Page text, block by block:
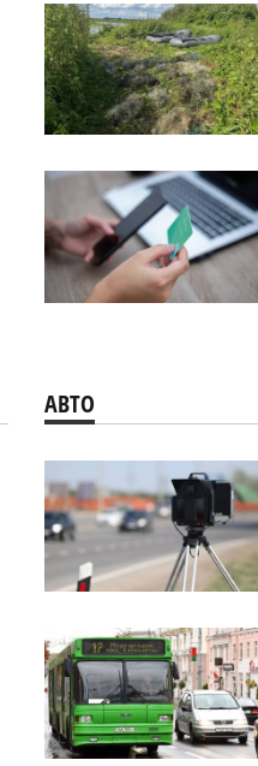
АВТО